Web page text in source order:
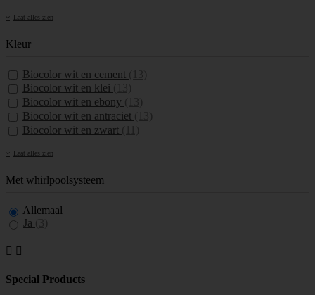
Laat alles zien
Kleur
Biocolor wit en cement
Biocolor wit en klei
Biocolor wit en ebony
Biocolor wit en antraciet
Biocolor wit en zwart
Laat alles zien
Met whirlpoolsysteem
Allemaal
Ja
 
Special Products